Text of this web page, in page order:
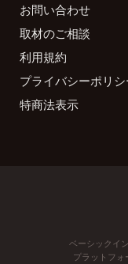
お問い合わせ
取材のご相談
利用規約
プライバシーポリシ
特商法表示
ベーシックイ
プラットフォ